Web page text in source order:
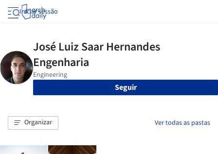
Iniciar sessão
Seguir
Organizar Ver todas as pastas